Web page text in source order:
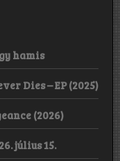
hamis
Dies – EP (2025)
(2026)
július 15.